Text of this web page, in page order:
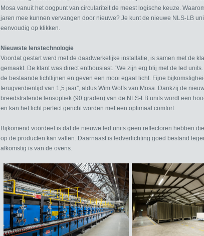
Mosa vanuit het oogpunt van circulariteit de meest logische keuze.
jaren mee kunnen vervangen door nieuwe? Je kunt de nieuwe NLS-LB
eenvoudig op klikken.
Nieuwste lenstechnologie
Voordat gestart werd met de daadwerkelijke installatie, is samen met de
gemaakt. De klant was direct enthousiast. “We zijn erg blij met de led
de bestaande lichtlijnen en geven een mooi egaal licht. Fijne
terugverdientijd van 1,5 jaar”, aldus Wim Wolfs van Mosa. Dankzij de
breedstralende lensoptiek (90 graden) van de NLS-LB units wordt een
en kan het licht perfect gericht worden met een optimaal comfort.
Bijkomend voordeel is dat de nieuwe led units geen reflectoren hebben
op de producten kan vallen. Daarnaast is ledverlichting goed bestand
afkomstig is van de ovens.